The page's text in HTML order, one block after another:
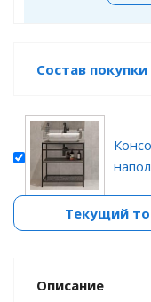
Состав покупки
Текущий
Описание